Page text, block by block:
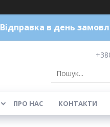
Відправка в день
ПРО НАС КОНТАКТИ